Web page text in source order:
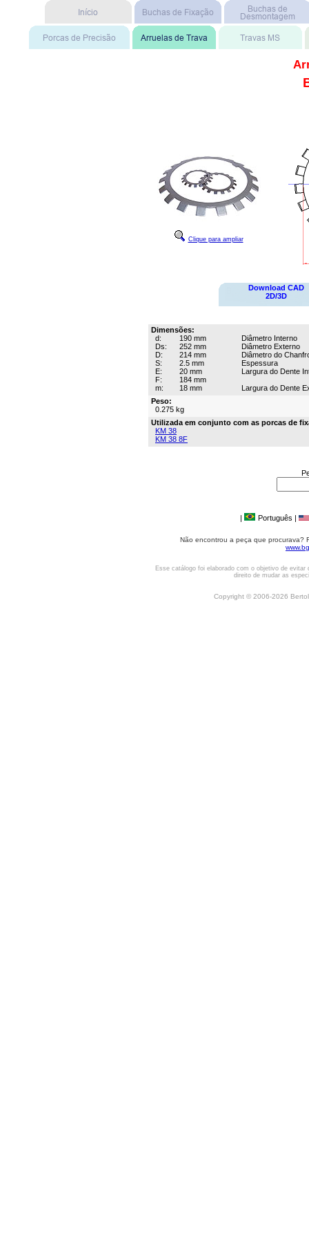
Clique para ampliar
Download CAD
2D/3D
Dimensões:
d:
190 mm
Diâmetro Interno
Ds:
252 mm
Diâmetro Externo
D:
214 mm
Diâmetro do
S:
2.5 mm
Espessura
E:
20 mm
Largura do Dente
F:
184 mm
m:
18 mm
Largura do Dente
Peso:
0.275 kg
Utilizada em conjunto com as porcas de
KM 38
KM 38 8F
| Português |
Não encontrou a peça que procurava?
Esse catálogo foi elaborado com o objetivo de
direito de mudar as
Copyright © 2006-2026